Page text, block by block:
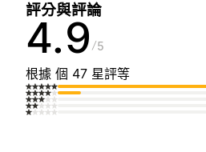
評分與評論
4.9 5
根據 個 47 星評等